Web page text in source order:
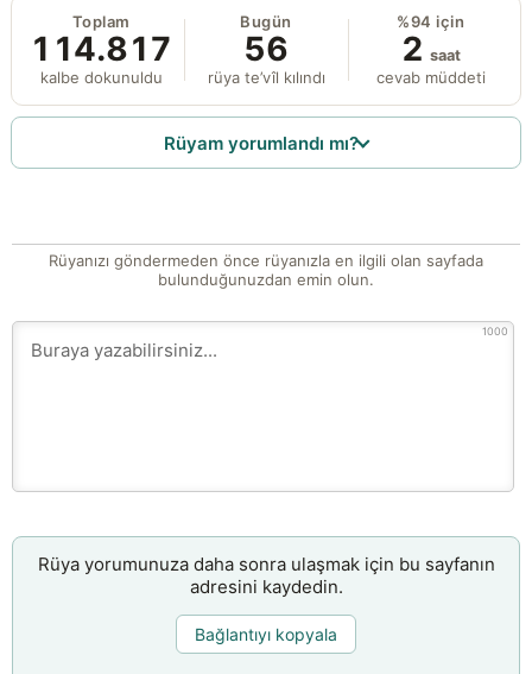
Toplam
114.817
kalbe dokunuldu
Bugün
56
rüya te’vîl kılındı
%94 için
2 saat
cevab müddeti
Rüyam yorumlandı mı?
Rüyanızı göndermeden önce rüyanızla en ilgili olan sayfada
bulunduğunuzdan emin olun.
1000
Rüya yorumunuza daha sonra ulaşmak için bu sayfanın
adresini kaydedin.
Bağlantıyı kopyala